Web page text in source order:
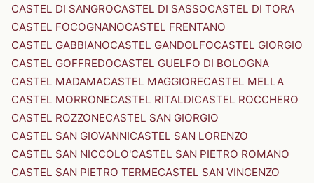
CASTEL DI SANGROCASTEL DI SASSOCASTEL DI TORA
CASTEL FOCOGNANOCASTEL FRENTANO
CASTEL GABBIANOCASTEL GANDOLFOCASTEL GIORGIO
CASTEL GOFFREDOCASTEL GUELFO DI BOLOGNA
CASTEL MADAMACASTEL MAGGIORECASTEL MELLA
CASTEL MORRONECASTEL RITALDICASTEL ROCCHERO
CASTEL ROZZONECASTEL SAN GIORGIO
CASTEL SAN GIOVANNICASTEL SAN LORENZO
CASTEL SAN NICCOLO'CASTEL SAN PIETRO ROMANO
CASTEL SAN PIETRO TERMECASTEL SAN VINCENZO